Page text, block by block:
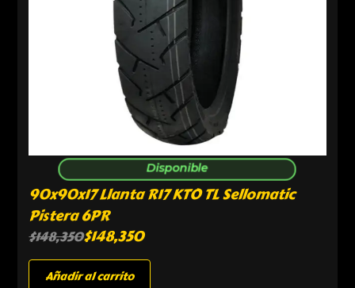
Disponible
90x90x17 Llanta R17 KTO TL Sellomatic
Pistera 6PR
$148,350$148,350
Añadir al carrito